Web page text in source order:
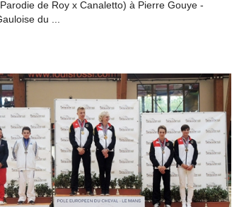
de Roy x Canaletto) à Pierre Gouye -
du ...